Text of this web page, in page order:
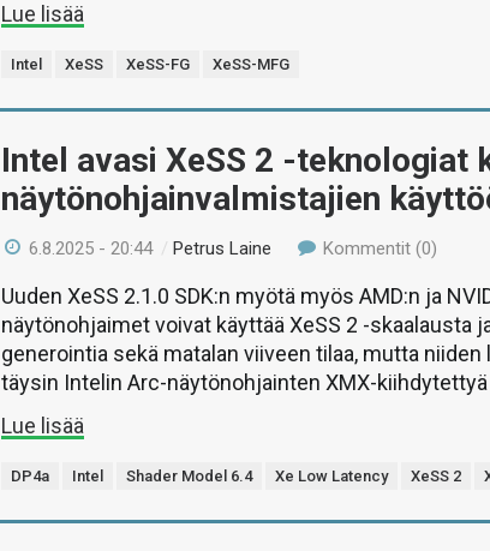
Lue lisää
Intel XeSS XeSS-FG XeSS-MFG
Intel avasi XeSS 2 -teknologiat
näytönohjainvalmistajien
6.8.2025 - 20:44 /Petrus Laine Kommentit (0)
Uuden XeSS 2.1.0 SDK:n myötä myös AMD:n ja
näytönohjaimet voivat käyttää XeSS 2 -skaalausta
generointia sekä matalan viiveen tilaa, mutta niiden
täysin Intelin Arc-näytönohjainten XMX-
Lue lisää
DP4a Intel Shader Model 6.4 Xe Low Latency XeSS 2